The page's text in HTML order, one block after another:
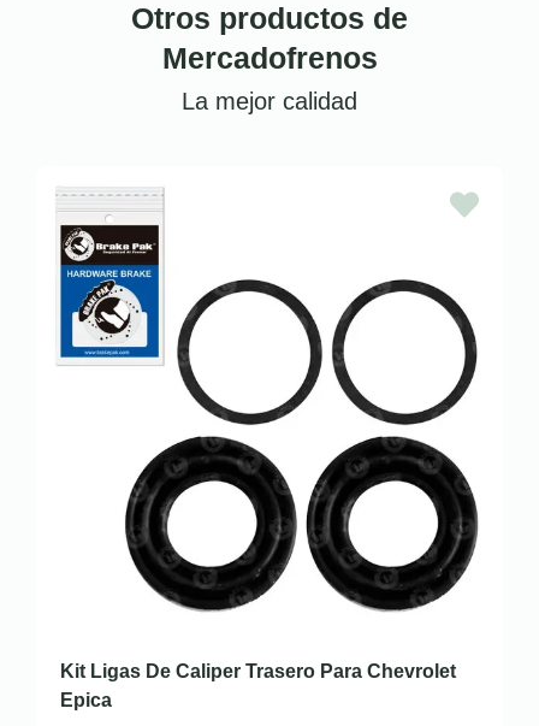
Otros productos de
Mercadofrenos
La mejor calidad
Kit Ligas De Caliper Trasero Para Chevrolet
Epica